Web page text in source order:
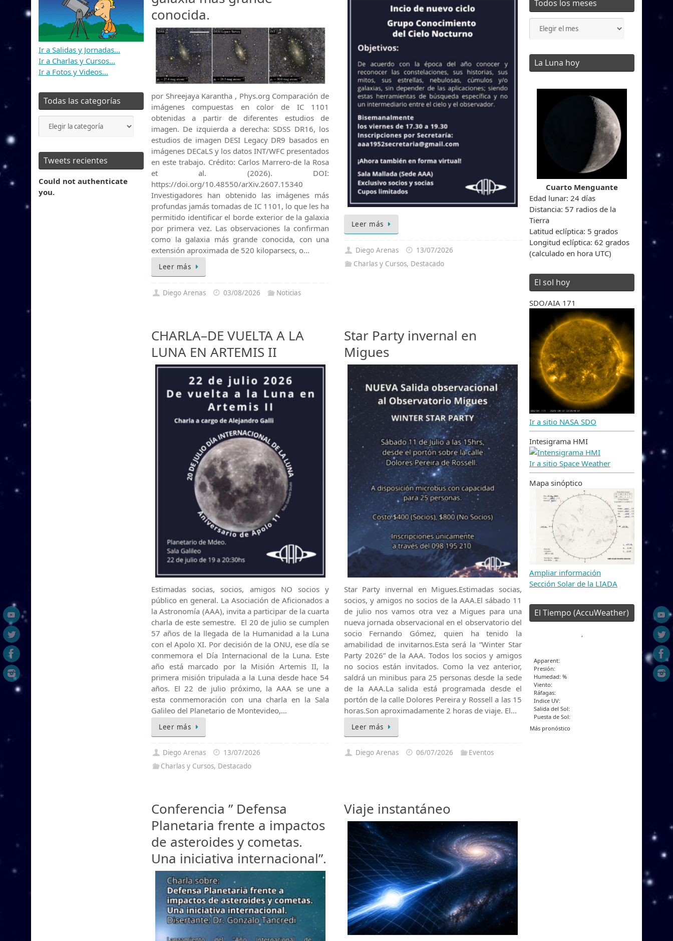
conocida.
por Shreejaya Karantha , Phys.org Comparación de
imágenes compuestas en color de IC 1101
obtenidas a partir de diferentes estudios de
imagen. De izquierda a derecha: SDSS DR16, los
estudios de imagen DESI Legacy DR9 basados ​​en
imágenes DECaLS y los datos INT/WFC presentados
en este trabajo. Crédito: Carlos Marrero-de la Rosa
et al. (2026). DOI:
https://doi.org/10.48550/arXiv.2607.15340
Investigadores han obtenido las imágenes más
profundas jamás tomadas de IC 1101, lo que les ha
permitido identificar el borde exterior de la galaxia
por primera vez. Las observaciones la confirman
como la galaxia más grande conocida, con una
extensión aproximada de 520 kiloparsecs, o…
Leer más
Diego Arenas 03/08/2026 Noticias
Leer más
Diego Arenas
13/07/2026
Charlas y Cursos, Destacado
CHARLA–DE VUELTA A LA
LUNA EN ARTEMIS II
Estimadas socias, socios, amigos NO socios y
público en general. La Asociación de Aficionados a
la Astronomía (AAA), invita a participar de la cuarta
charla de este semestre. El 20 de julio se cumplen
57 años de la llegada de la Humanidad a la Luna
con el Apolo XI. Por decisión de la ONU, ese día se
conmemora el Día Internacional de la Luna. Este
año está marcado por la Misión Artemis II, la
primera misión tripulada a la Luna desde hace 54
años. El 22 de julio próximo, la AAA se une a
esta conmemoración con una charla en la Sala
Galileo del Planetario de Montevideo,…
Leer más
Diego Arenas
13/07/2026
Charlas y Cursos, Destacado
Star Party invernal en
Migues
Star Party invernal en Migues.Estimadas socias,
socios, y amigos no socios de la AAA.El sábado 11
de julio nos vamos otra vez a Migues para una
nueva jornada observacional en el observatorio del
socio Fernando Gómez, quien ha tenido la
amabilidad de invitarnos.Esta será la “Winter Star
Party 2026” de la AAA. Todos los socios y amigos
no socios están invitados. Como la vez anterior,
saldrá un minibus para 25 personas desde la sede
de la AAA.La salida está programada desde el
portón de la calle Dolores Pereira y Rossell a las 15
horas.Son aproximadamente 2 horas de viaje. El…
Leer más
Diego Arenas 06/07/2026 Eventos
Conferencia ” Defensa
Planetaria frente a impactos
de asteroides y cometas.
Una iniciativa internacional”.
Viaje instantáneo
Ir a Salidas y Jornadas...
Ir a Charlas y Cursos...
Ir a Fotos y Videos...
Todas las categorías
Todas
Tweets recientes
Could not authenticate
you.
Todos los meses
La Luna hoy
Cuarto Menguante
Edad lunar: 24 días
Distancia: 57 radios de la
Tierra
Latitud eclíptica: 5 grados
Longitud eclíptica: 62 grados
(calculado en hora UTC)
El sol hoy
SDO/AIA 171
Ir a sitio NASA SDO
Intesigrama HMI
Ir a sitio Space Weather
Mapa sinóptico
Ampliar información
Sección Solar de la LIADA
El Tiempo (AccuWeather)
,
Apparent:
Presión:
Humedad: %
Viento:
Ráfagas:
Indice UV:
Salida del Sol:
Puesta de Sol:
Más pronóstico